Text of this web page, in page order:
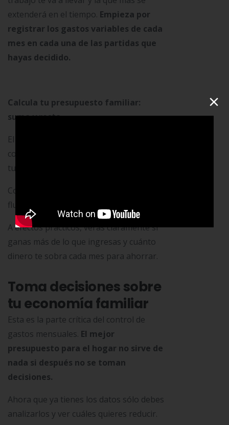
extenderá en el tiempo. Empieza por
registrar los gastos variables de cada
mes en cada una de las partidas que
hayas decidido.
Calcula tu presupuesto familiar:
suma y resta
El cuarto paso del proceso es tan simple
como coger una calculadora para sumar
tus ingresos y restar todos los gastos.
Con esta simple operación tendrás el
flujo de caja de tu economía doméstica.
A efectos prácticos, verás claramente si
ganas más de lo que ingresas y cuánto
dinero te sobra cada mes para ahorrar.
Toma decisiones sobre
tu economía familiar
Esta es la parte crítica del control de
gastos mensuales. El mejor
presupuesto para el hogar no sirve de
nada si después no se toman
decisiones.
Ahora que ya tienes los datos sólo debes
analizarlos y ver cuáles quieres reducir.
×